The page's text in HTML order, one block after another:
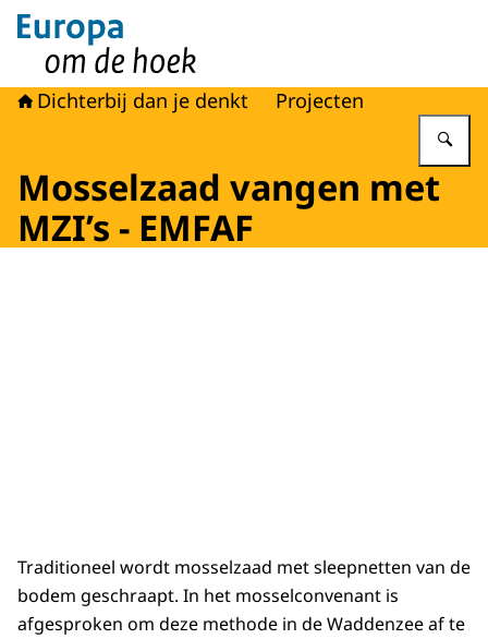
Naar de homepage van Europa om de hoek
Dichterbij dan je denkt Projecten
Mosselzaad vangen met
MZI’s - EMFAF
Traditioneel wordt mosselzaad met sleepnetten van de
bodem geschraapt. In het mosselconvenant is
afgesproken om deze methode in de Waddenzee af te